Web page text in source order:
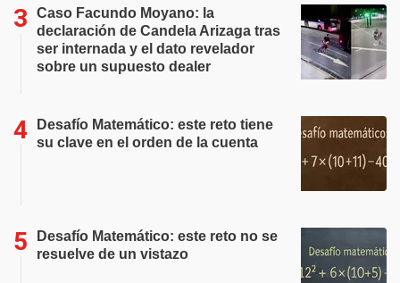
Caso Facundo Moyano: la
declaración de Candela Arizaga tras
ser internada y el dato revelador
sobre un supuesto dealer
Desafío Matemático: este reto tiene
su clave en el orden de la cuenta
Desafío Matemático: este reto no se
resuelve de un vistazo